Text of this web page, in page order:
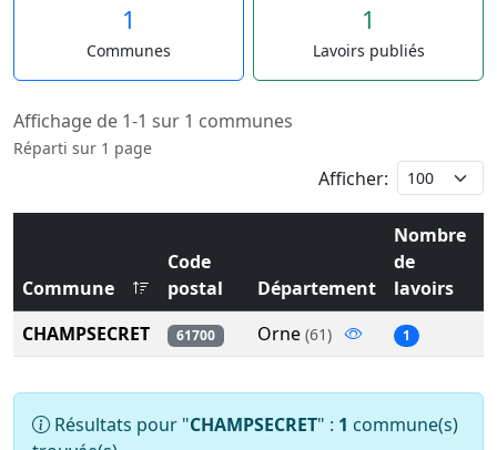
1
Communes
1
Lavoirs publiés
Affichage de 1-1 sur 1 communes
Réparti sur 1 page
Afficher:
Commune
Code
postal
Département
Nombre
de
lavoirs
CHAMPSECRET
61700 Orne (61) 1
Résultats pour "CHAMPSECRET" : 1 commune(s)